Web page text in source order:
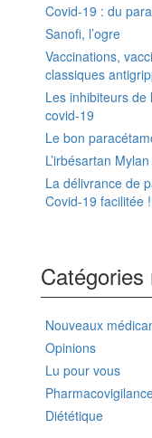
Covid-19 : du
Sanofi, l’ogre
Vaccinations,
classiques
Les inhibiteurs
covid-19
Le bon
L’irbésartan
La délivrance de
Covid-19 facilitée
Nouveaux
Opinions
Lu pour vous
Diététique